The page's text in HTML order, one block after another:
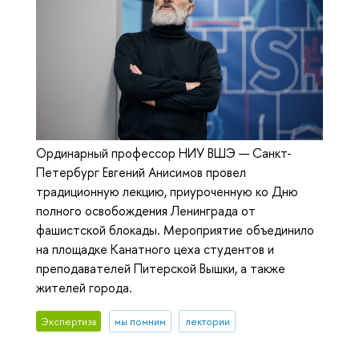
Ординарный профессор НИУ ВШЭ — Санкт-
Петербург Евгений Анисимов провел
традиционную лекцию, приуроченную ко Дню
полного освобождения Ленинграда от
фашистской блокады. Мероприятие объединило
на площадке Канатного цеха студентов и
преподавателей Питерской Вышки, а также
жителей города.
Экспертиза мы помним лектории